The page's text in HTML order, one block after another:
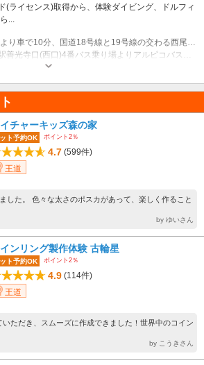
(ライセンス)取得から、体験ダイビング、ドルフィ
...
定休日：毎週木曜日
チャーキッズ森の家
ト予約OK ポイント2％
4.7 (599件)
王道
した。 色々な太さのポスカがあって、楽しく作ること
by ゆいさん
ンリング製作体験 古輪星
ト予約OK ポイント2％
4.9 (114件)
王道
いただき、スムーズに作成できました！世界中のコイン
by こうきさん